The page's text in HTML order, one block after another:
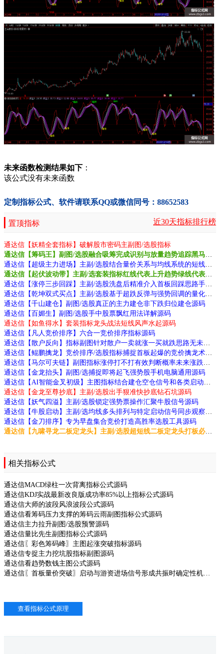
未来函数检测结果如下 ：
该公式没有未来函数
定制指标公式、软件请联系QQ或微信同号：88652583
置顶指标 近30天指标排行榜
通达信【妖精全套指标】破解股市密码主副图/选股指标
通达信【千山建仓】副图/选股真正的主力建仓非下跌归位建仓源码
通达信【百媚生】副图/选股手中股票飘红用法详解源码
通达信【如鱼得水】套装指标龙头战法短线风声水起源码
通达信【凡人竞价排序】六合一竞价排序指标源码
通达信【金龙抬头】副图/选捕捉即将起飞强势股手机电脑通用源码
通达信【金龙至尊抄底】主副/选股出手狠准快抄底钻石坑源码
通达信【妖气四溢】主副/选股锁定强势票操作汇聚牛股信号源码
通达信【金刀排序】专为早盘集合竞价打造高胜率选股工具源码
通达信【九啸寻龙二板定龙头】主副/选股超短线二板定龙头打板必备利器源码
相关指标公式
通达信MACD绿柱一次背离指标公式源码
通达信KDJ实战最新改良版成功率85%以上指标公式源码
通达信大师的波段风浪波段公式源码
通达信看筹码压力支撑的筹码云雨副图指标公式源码
通达信主力拉升副图/选股预警源码
通达信量比先生副图指标公式源码
通达信〖彩色筹码峰〗主图起涨突破指标源码
通达信专捉主力挖坑股指标副图源码
通达信看趋势数钱主图公式源码